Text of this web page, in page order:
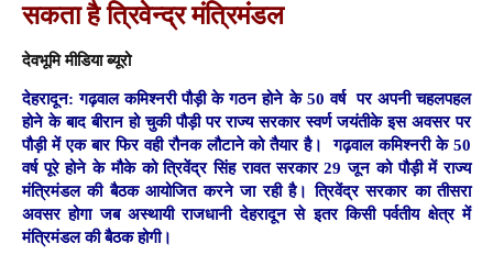
सकता है त्रिवेन्द्र मंत्रिमंडल
देवभूमि मीडिया ब्यूरो
देहरादून: गढ़वाल कमिश्नरी पौड़ी के गठन होने के 50 वर्ष पर अपनी चहलपहल
होने के बाद बीरान हो चुकी पौड़ी पर राज्य सरकार स्वर्ण जयंतीके इस अवसर पर
पौड़ी में एक बार फिर वही रौनक लौटाने को तैयार है। गढ़वाल कमिश्नरी के 50
वर्ष पूरे होने के मौके को त्रिवेंद्र सिंह रावत सरकार 29 जून को पौड़ी में राज्य
मंत्रिमंडल की बैठक आयोजित करने जा रही है। त्रिवेंद्र सरकार का तीसरा
अवसर होगा जब अस्थायी राजधानी देहरादून से इतर किसी पर्वतीय क्षेत्र में
मंत्रिमंडल की बैठक होगी।